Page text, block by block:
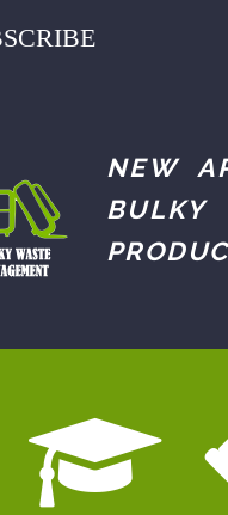
NEW
BULKY